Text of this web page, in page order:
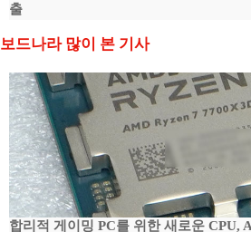
출
보드나라 많이 본 기사
합리적 게이밍 PC를 위한 새로운 CPU,